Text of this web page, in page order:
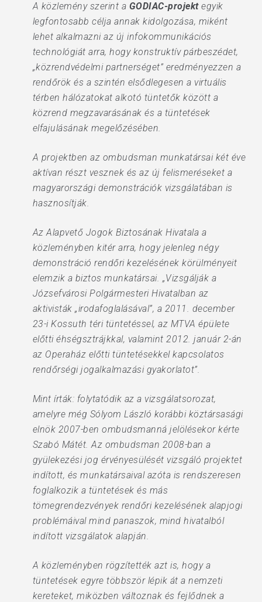
A közlemény szerint a GODIAC-projektegyik
legfontosabb célja annak kidolgozása, miként
lehet alkalmazni az új infokommunikációs
technológiát arra, hogy konstruktív párbeszédet,
„közrendvédelmi partnerséget” eredményezzen a
rendőrök és a szintén elsődlegesen a virtuális
térben hálózatokat alkotó tüntetők között a
közrend megzavarásának és a tüntetések
elfajulásának megelőzésében.
A projektben az ombudsman munkatársai két éve
aktívan részt vesznek és az új felismeréseket a
magyarországi demonstrációk vizsgálatában is
hasznosítják.
Az Alapvető Jogok Biztosának Hivatala a
közleményben kitér arra, hogy jelenleg négy
demonstráció rendőri kezelésének körülményeit
elemzik a biztos munkatársai. „Vizsgálják a
Józsefvárosi Polgármesteri Hivatalban az
aktivisták „irodafoglalásával”, a 2011. december
23-i Kossuth téri tüntetéssel, az MTVA épülete
előtti éhségsztrájkkal, valamint 2012. január 2-án
az Operaház előtti tüntetésekkel kapcsolatos
rendőrségi jogalkalmazási gyakorlatot”.
Mint írták: folytatódik az a vizsgálatsorozat,
amelyre még Sólyom László korábbi köztársasági
elnök 2007-ben ombudsmanná jelölésekor kérte
Szabó Mátét. Az ombudsman 2008-ban a
gyülekezési jog érvényesülését vizsgáló projektet
indított, és munkatársaival azóta is rendszeresen
foglalkozik a tüntetések és más
tömegrendezvények rendőri kezelésének alapjogi
problémáival mind panaszok, mind hivatalból
indított vizsgálatok alapján.
A közleményben rögzítették azt is, hogy a
tüntetések egyre többször lépik át a nemzeti
kereteket, miközben változnak és fejlődnek a